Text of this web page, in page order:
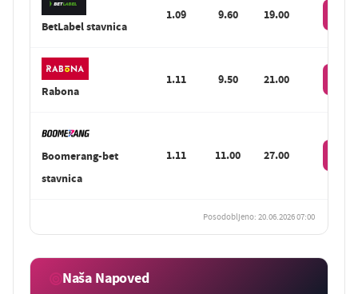
BetLabel stavnica
1.09 9.60 19.00
Rabona
1.11 9.50 21.00
Boomerang-bet
stavnica
1.11 11.00 27.00
Posodobljeno: 20.06.2026 07:00
Naša Napoved